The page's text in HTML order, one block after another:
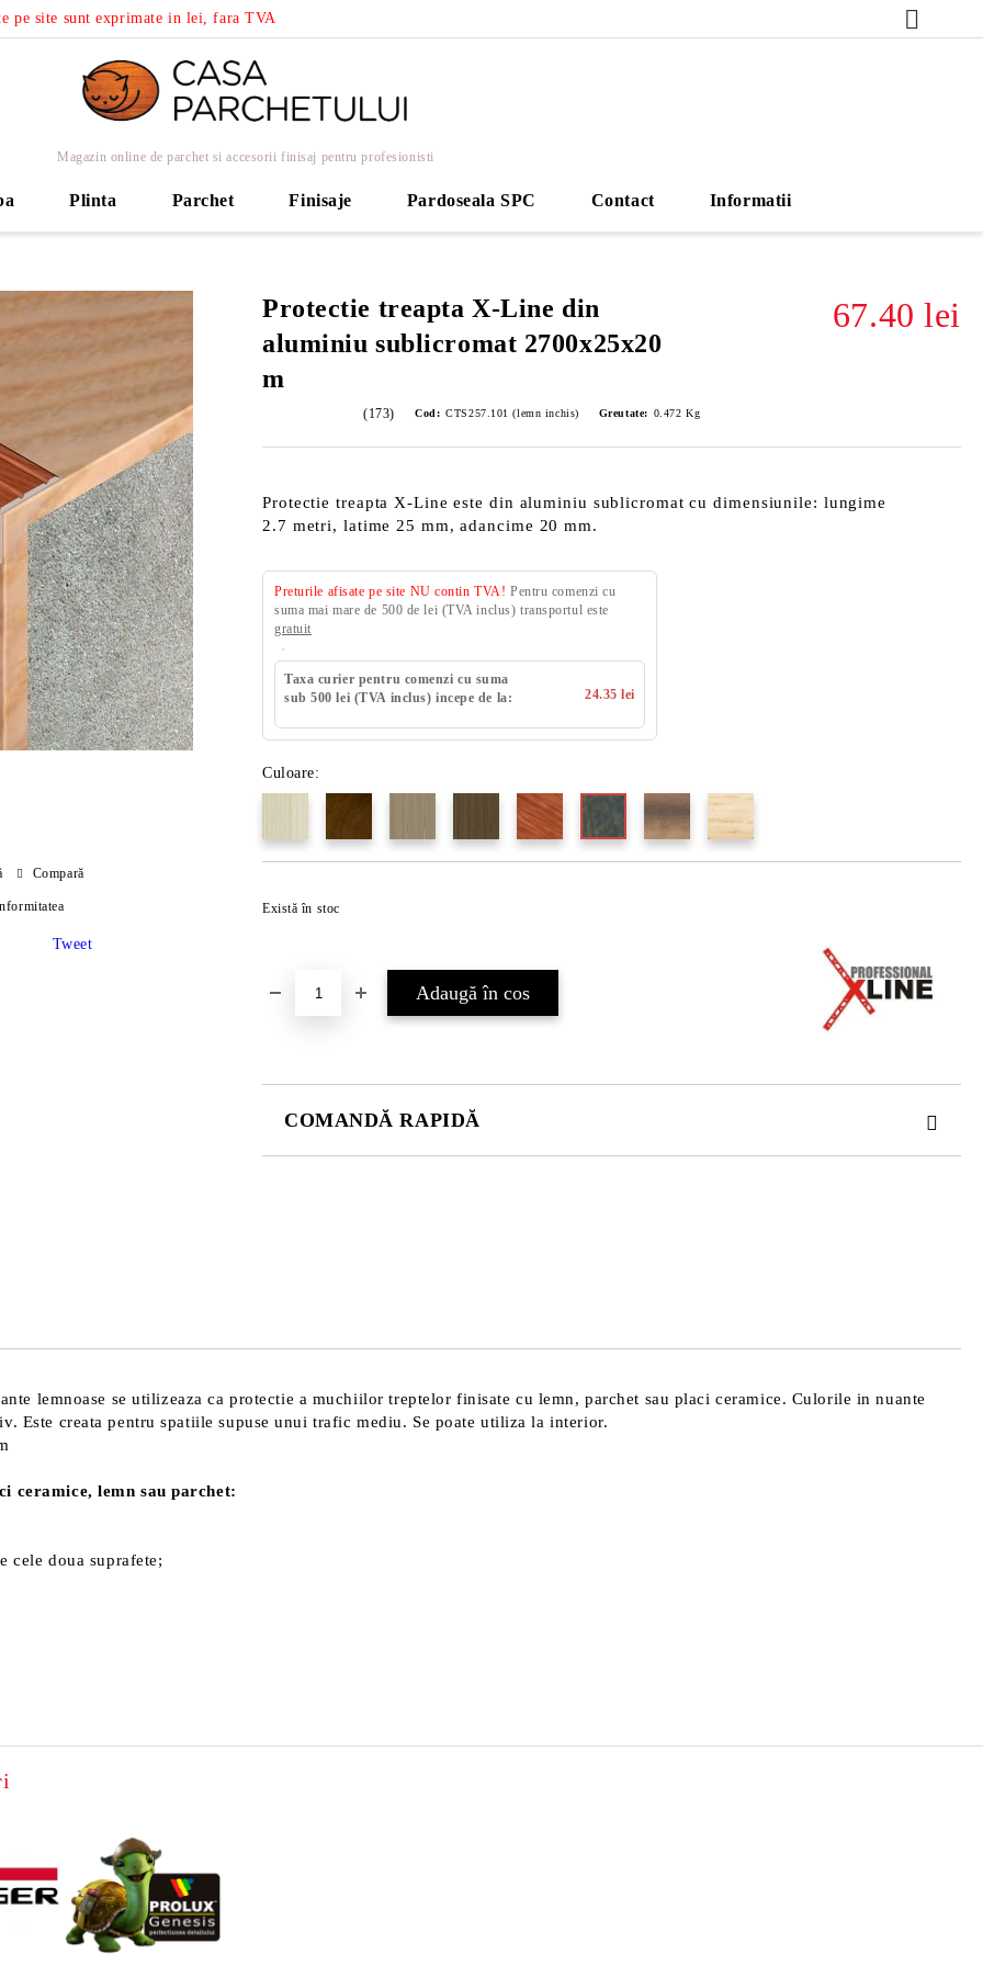
pe site sunt exprimate in lei, fara TVA
Magazin online de parchet si accesorii finisaj pentru profesionisti
Plinta Parchet Finisaje Pardoseala SPC Contact Informatii
Protectie treapta X-Line din
aluminiu sublicromat 2700x25x20
m
67.40 lei
(173) Cod: CTS257.101 (lemn inchis) Greutate: 0.472 Kg
Protectie treapta X-Line este din aluminiu sublicromat cu dimensiunile: lungime
2.7 metri, latime 25 mm, adancime 20 mm.
Preturile afisate pe site NU contin TVA! Pentru comenzi cu
suma mai mare de 500 de lei (TVA inclus) transportul este
gratuit
Taxa curier pentru comenzi cu suma
sub 500 lei (TVA inclus) incepe de la:
24.35 lei
Culoare:
Există în stoc
COMANDĂ RAPIDĂ
Compară
Tweet
lemnoase se utilizeaza ca protectie a muchiilor treptelor finisate cu lemn, parchet sau placi ceramice. Culorile in nuante
Este creata pentru spatiile supuse unui trafic mediu. Se poate utiliza la interior.
ceramice, lemn sau parchet:
cele doua suprafete;